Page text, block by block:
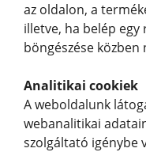
az oldalon, a
illetve, ha belép
böngészése közben
Analitikai cookiek
A weboldalunk
webanalitikai
szolgáltató igénybe